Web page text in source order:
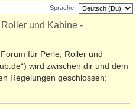
u
Sprache:
und Kabine -
für Perle, Roller und
wird zwischen dir und dem
Regelungen geschlossen: